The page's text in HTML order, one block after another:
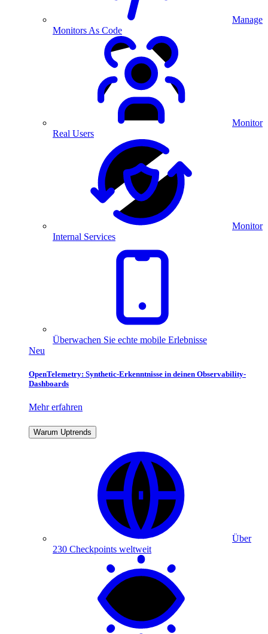
Manage
Monitors As Code
Monitor
Real Users
Monitor
Internal Services
Überwachen Sie echte mobile Erlebnisse
Neu
OpenTelemetry: Synthetic-Erkenntnisse in deinen Observability-
Dashboards
Mehr erfahren
Warum Uptrends
Über
230 Checkpoints weltweit